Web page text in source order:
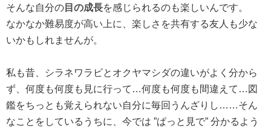
そんな自分の 目の成長を感じられるのも楽しいんです。
なかなか難易度が高い上に、楽しさを共有する友人も少な
いかもしれませんが。
私も昔、シラネワラビとオクヤマシダの違いがよく分から
ず、何度も何度も見に行って…何度も何度も間違えて…図
鑑をちっとも覚えられない自分に毎回うんざりし……そん
なことをしているうちに、今では ”ぱっと見で” 分かるよう